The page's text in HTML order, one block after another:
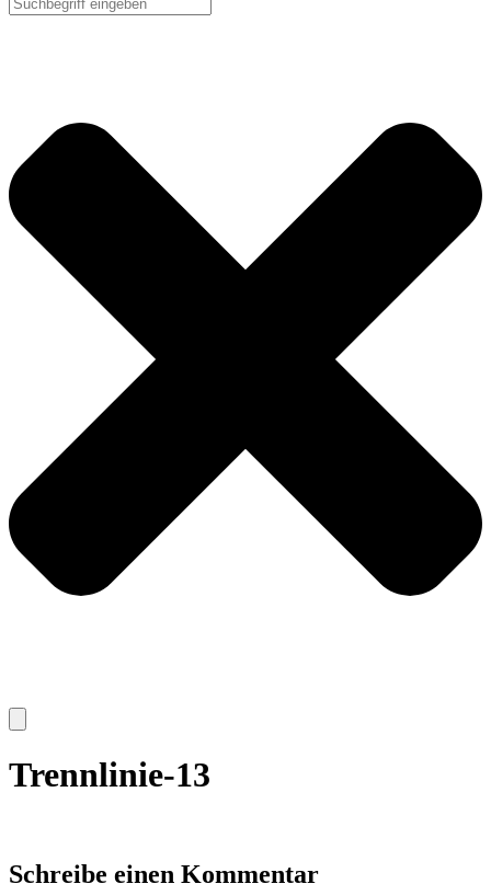
Trennlinie-13
Schreibe einen Kommentar